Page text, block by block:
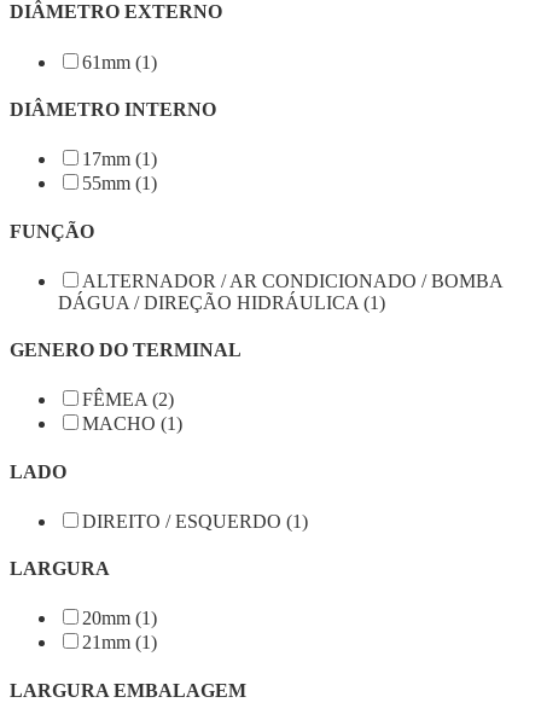
DIÂMETRO EXTERNO
61mm (1)
DIÂMETRO INTERNO
17mm (1)
55mm (1)
FUNÇÃO
ALTERNADOR / AR CONDICIONADO / BOMBA
DÁGUA / DIREÇÃO HIDRÁULICA (1)
GENERO DO TERMINAL
FÊMEA (2)
MACHO (1)
LADO
DIREITO / ESQUERDO (1)
LARGURA
20mm (1)
21mm (1)
LARGURA EMBALAGEM